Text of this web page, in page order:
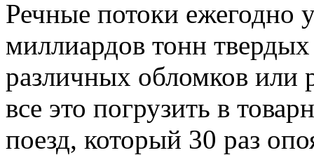
Речные потоки ежегодно
миллиардов тонн
различных обломков или
все это погрузить в
поезд, который 30 раз